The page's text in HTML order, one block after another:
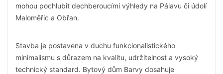
mohou pochlubit dechberoucími výhledy na Pálavu či údolí
Maloměřic a Obřan.
Stavba je postavena v duchu funkcionalistického
minimalismu s důrazem na kvalitu, udržitelnost a vysoký
technický standard. Bytový dům Barvy dosahuje